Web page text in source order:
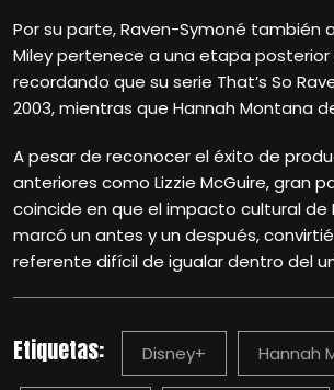
Por su parte, Raven-Symoné también
Miley pertenece a una etapa posterior
recordando que su serie That’s So
2003, mientras que Hannah Montana
A pesar de reconocer el éxito de
anteriores como Lizzie McGuire, gran
coincide en que el impacto cultural de
marcó un antes y un después,
referente difícil de igualar dentro del
Etiquetas: Disney+ Hannah